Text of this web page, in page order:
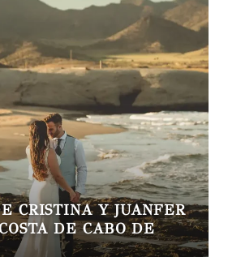
CRISTINA Y JUANFER
DE CABO DE